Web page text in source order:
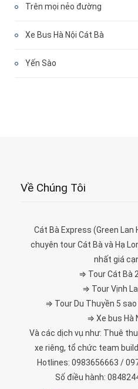
Trên mọi nẻo đường
Xe Bus Hà Nội Cát Bà
Yến Sào
Về Chúng Tôi
Cát Bà Express (Green
chuyên tour Cát Bà và Hạ
nhất giá
⇒ Tour Cát Bà
⇒ Tour Vịnh
⇒ Tour Du Thuyền 5 sao
⇒ Xe bus Hà
Và các dịch vụ như: Thuê
xe riêng, tổ chức team
Hotlines: 0983656663 /
Số điều hành: